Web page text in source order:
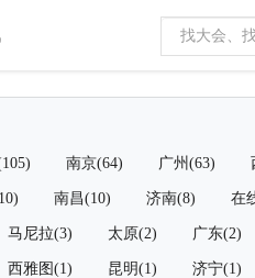
南京(64) 广州(63)
南昌(10) 济南(8) 在
马尼拉(3) 太原(2) 广东(2)
西雅图(1) 昆明(1) 济宁(1)